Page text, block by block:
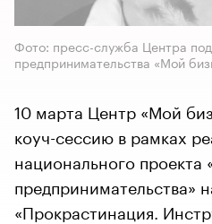
Фото: пресс-служба Центра
предпринимательства «Мой
10 марта Центр «Мой
коуч-сессию в рамках
национального проекта
предпринимательства»
«Прокрастинация.